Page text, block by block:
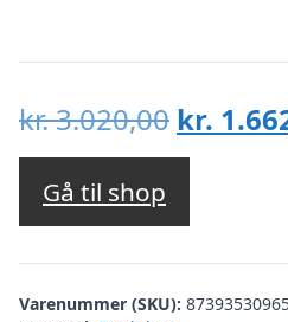
kr.3.020,00 Den
var:
kr.
kr.
Gå til shop
Varenummer (SKU):